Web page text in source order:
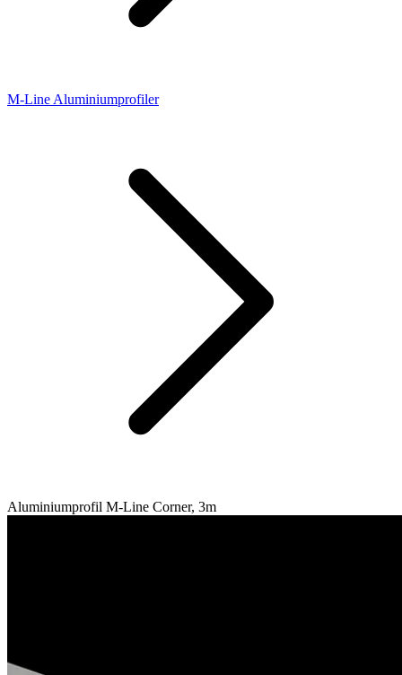
M-Line Aluminiumprofiler
Aluminiumprofil M-Line Corner, 3m